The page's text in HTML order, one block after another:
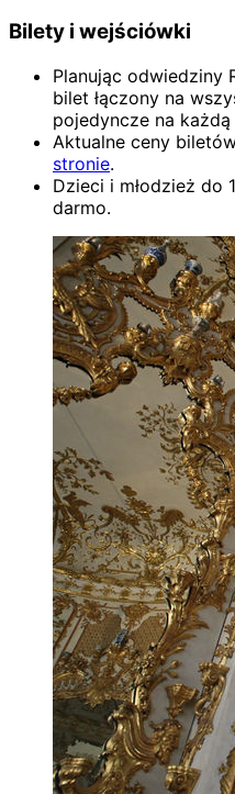
Bilety i wejściówki
Planując odwiedziny
bilet łączony na
pojedyncze na każdą
Aktualne ceny
stronie.
Dzieci i młodzież do
darmo.